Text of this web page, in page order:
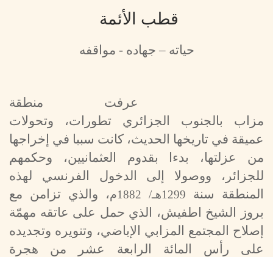
قطب الأئمة
حياته – جهاده - مواقفه
عرفت منطقة
مزاب بالجنوب الجزائري تطورات، وتحولات
عميقة في تاريخها الحديث، كانت سببا في إخراجها
من عزلتها، بدءا بقدوم العثمانيين، وحكمهم
للجزائر، ووصولا إلى الدخول الفرنسي لهذه
المنطقة سنة
1299هـ/ 1882م
، والذي تزامن مع
بروز الشيخ اطفيش، الذي حمل على عاتقه مهمّة
إصلاح المجتمع المزابي الإباضي، وتنويره وتجديده
على رأس المائة الرابعة عشر من هجرة